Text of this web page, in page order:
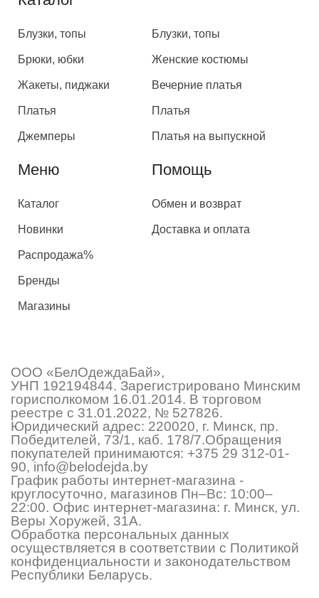
Блузки, топы
Брюки, юбки
Жакеты, пиджаки
Платья
Джемперы
Блузки, топы
Женские костюмы
Вечерние платья
Платья
Платья на выпускной
Меню
Каталог
Новинки
Распродажа%
Бренды
Магазины
Помощь
Обмен и возврат
Доставка и оплата
ООО «БелОдеждаБай»,
УНП 192194844. Зарегистрировано Минским
горисполкомом 16.01.2014. В торговом
реестре с 31.01.2022, № 527826.
Юридический адрес: 220020, г. Минск, пр.
Победителей, 73/1, каб. 178/7.Обращения
покупателей принимаются: +375 29 312-01-
90, info@belodejda.by
График работы интернет-магазина -
круглосуточно, магазинов Пн–Вс: 10:00–
22:00. Офис интернет-магазина: г. Минск, ул.
Веры Хоружей, 31А.
Обработка персональных данных
осуществляется в соответствии с Политикой
конфиденциальности и законодательством
Республики Беларусь.